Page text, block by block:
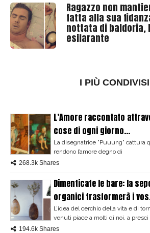
Ragazzo non
fatta alla sua
nottata di baldoria,
esilarante
I PIÙ CONDIVISI
L’Amore raccontato
cose di ogni giorno...
La disegnatrice ”Puuung” cattura
rendono l’amore degno di
268.3k Shares
Dimenticate le bare: la
organici trasformerà i
L’idea del cerchio della vita e di
venuti piace a molti di noi, a presci
194.6k Shares